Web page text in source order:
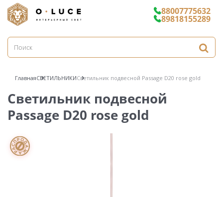
88007775632
89818155289
ГлавнаяСВЕТИЛЬНИКИСветильник подвесной Passage D20 rose gold
Светильник подвесной
Passage D20 rose gold